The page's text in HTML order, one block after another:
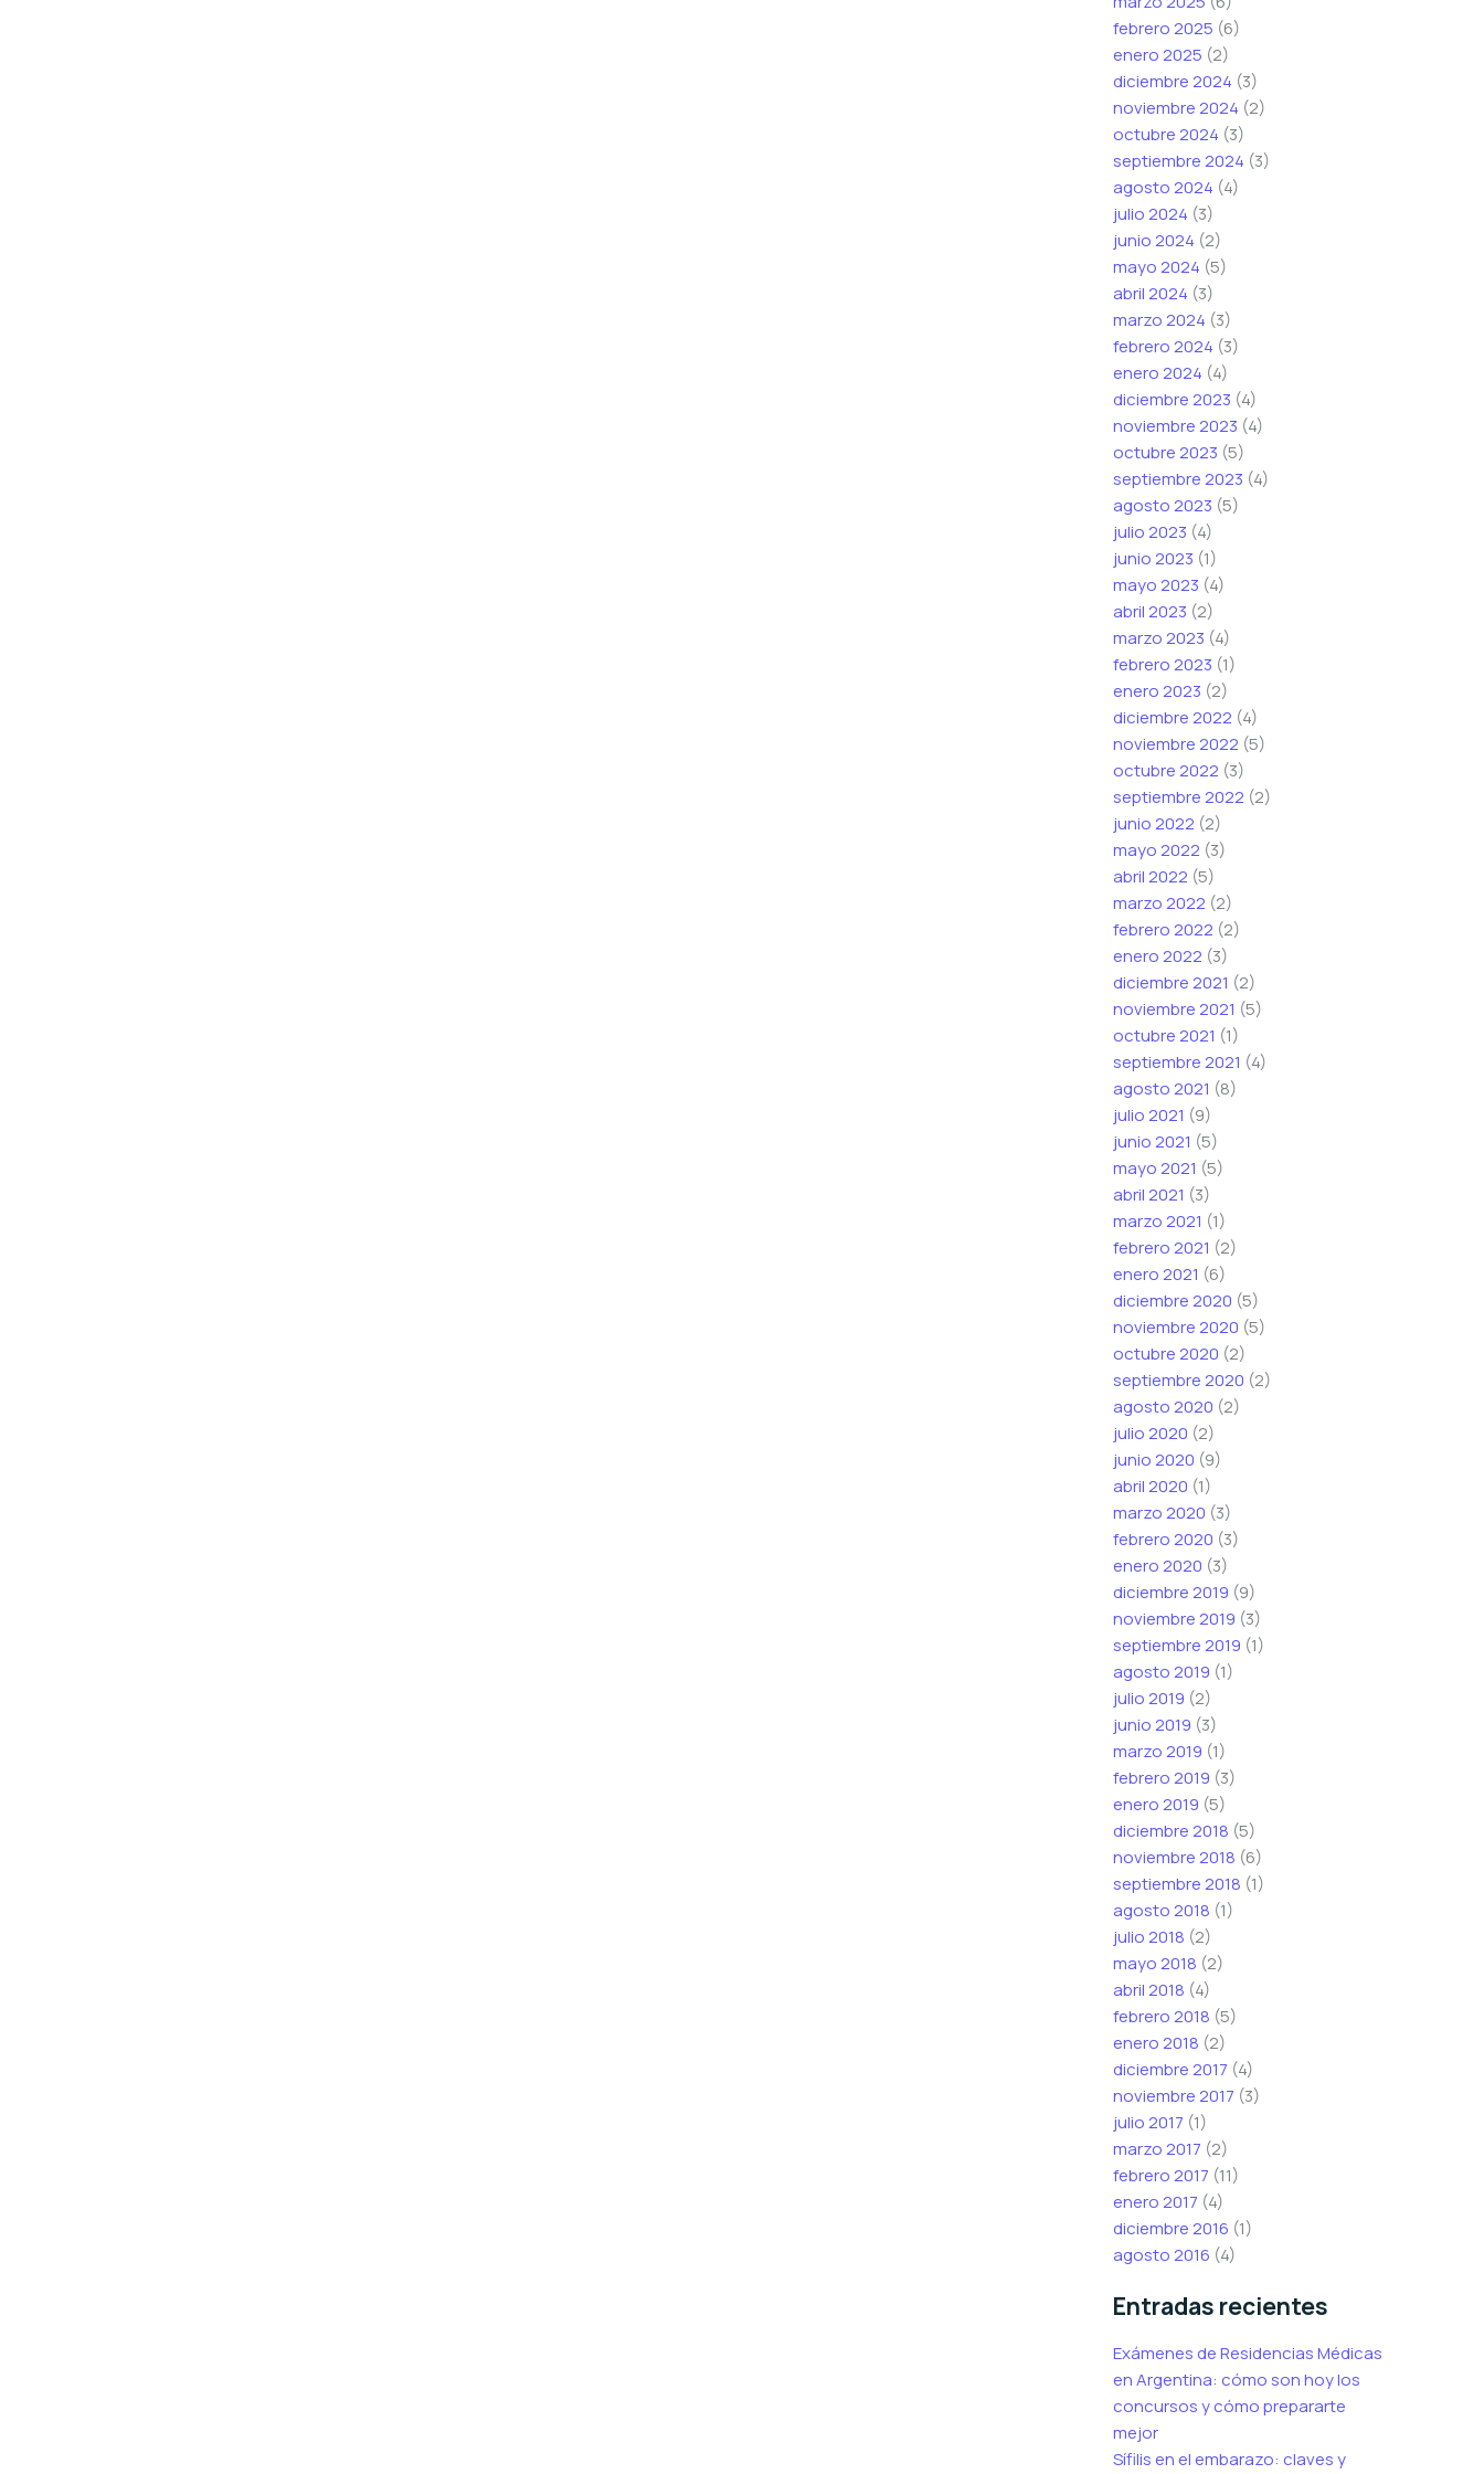
febrero 2025 (6)
enero 2025 (2)
diciembre 2024 (3)
noviembre 2024 (2)
octubre 2024 (3)
septiembre 2024 (3)
agosto 2024 (4)
julio 2024 (3)
junio 2024 (2)
mayo 2024 (5)
abril 2024 (3)
marzo 2024 (3)
febrero 2024 (3)
enero 2024 (4)
diciembre 2023 (4)
noviembre 2023 (4)
octubre 2023 (5)
septiembre 2023 (4)
agosto 2023 (5)
julio 2023 (4)
junio 2023 (1)
mayo 2023 (4)
abril 2023 (2)
marzo 2023 (4)
febrero 2023 (1)
enero 2023 (2)
diciembre 2022 (4)
noviembre 2022 (5)
octubre 2022 (3)
septiembre 2022 (2)
junio 2022 (2)
mayo 2022 (3)
abril 2022 (5)
marzo 2022 (2)
febrero 2022 (2)
enero 2022 (3)
diciembre 2021 (2)
noviembre 2021 (5)
octubre 2021 (1)
septiembre 2021 (4)
agosto 2021 (8)
julio 2021 (9)
junio 2021 (5)
mayo 2021 (5)
abril 2021 (3)
marzo 2021 (1)
febrero 2021 (2)
enero 2021 (6)
diciembre 2020 (5)
noviembre 2020 (5)
octubre 2020 (2)
septiembre 2020 (2)
agosto 2020 (2)
julio 2020 (2)
junio 2020 (9)
abril 2020 (1)
marzo 2020 (3)
febrero 2020 (3)
enero 2020 (3)
diciembre 2019 (9)
noviembre 2019 (3)
septiembre 2019 (1)
agosto 2019 (1)
julio 2019 (2)
junio 2019 (3)
marzo 2019 (1)
febrero 2019 (3)
enero 2019 (5)
diciembre 2018 (5)
noviembre 2018 (6)
septiembre 2018 (1)
agosto 2018 (1)
julio 2018 (2)
mayo 2018 (2)
abril 2018 (4)
febrero 2018 (5)
enero 2018 (2)
diciembre 2017 (4)
noviembre 2017 (3)
julio 2017 (1)
marzo 2017 (2)
febrero 2017 (11)
enero 2017 (4)
diciembre 2016 (1)
agosto 2016 (4)
Entradas recientes
Exámenes de Residencias Médicas
en Argentina: cómo son hoy los
concursos y cómo prepararte
mejor
Sífilis en el embarazo: claves y